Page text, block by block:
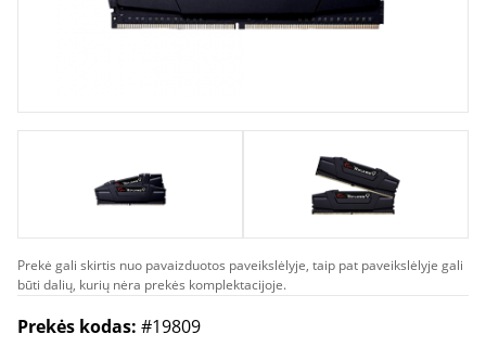
Prekė gali skirtis nuo pavaizduotos paveikslėlyje, taip pat paveikslėlyje gali
būti dalių, kurių nėra prekės komplektacijoje.
Prekės kodas: #19809